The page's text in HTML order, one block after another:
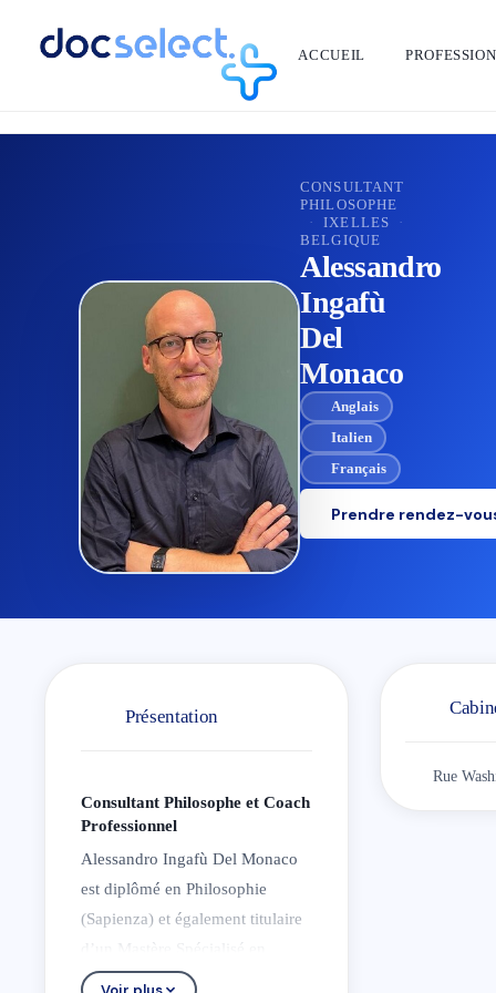
ACCUEIL
RETOUR À L'ANNUAIRE
CONSULTANT
PHILOSOPHE
·
IXELLES
·
BELGIQUE
Alessandro
Ingafù
Del
Monaco
Anglais
Italien
Français
Prendre rendez-
Présentation
Consultant Philosophe et Coach
Professionnel
Alessandro Ingafù Del Monaco
est diplômé en Philosophie
(Sapienza) et également titulaire
d’un Mastère Spécialisé en
Management (ESCP).Venu de
Rue